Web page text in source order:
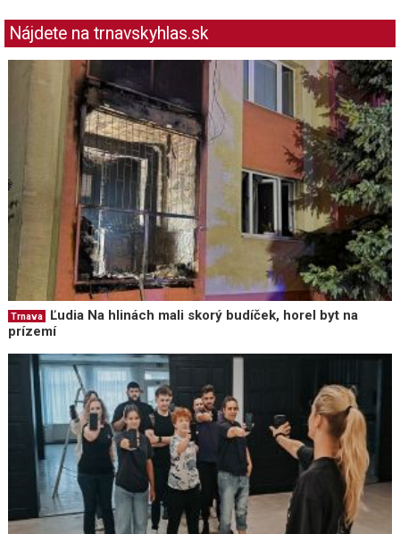
Nájdete na trnavskyhlas.sk
Trnava
Ľudia Na hlinách mali skorý budíček, horel byt na
prízemí